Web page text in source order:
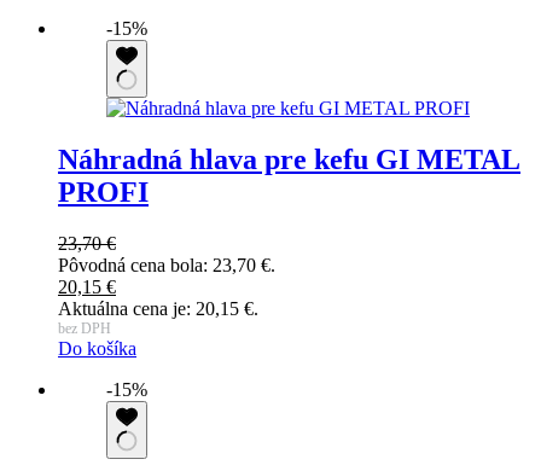
-15%
Náhradná hlava pre kefu GI METAL
PROFI
23,70€
Pôvodná cena bola: 23,70 €.
20,15 €
Aktuálna cena je: 20,15 €.
bez DPH
Do košíka
-15%